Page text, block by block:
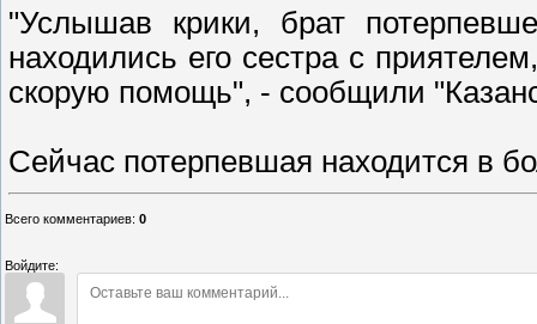
"Услышав крики, брат
находились его сестра с
скорую помощь", - сообщили
Сейчас потерпевшая находится в
Всего комментариев: 0
Войдите: